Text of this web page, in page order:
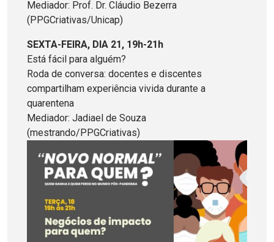
Mediador: Prof. Dr. Cláudio Bezerra
(PPGCriativas/Unicap)
SEXTA-FEIRA, DIA 21, 19h-21h
Está fácil para alguém?
Roda de conversa: docentes e discentes
compartilham experiência vivida durante a
quarentena
Mediador: Jadiael de Souza
(mestrando/PPGCriativas)